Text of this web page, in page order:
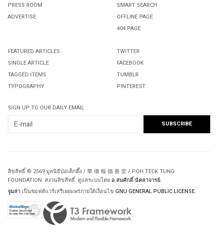
PRESS ROOM
ADVERTISE
SMART SEARCH
OFFLINE PAGE
404 PAGE
FEATURED ARTICLES
SINGLE ARTICLE
TAGGED ITEMS
TYPOGRAPHY
TWITTER
FACEBOOK
TUMBLR
PINTEREST
SIGN UP TO OUR DAILY EMAIL
ลิขสิทธิ์ © 2569 มูลนิธิป่อเต็กตึ๊ง / 華 僑 報 德 善 堂 / POH TECK TUNG
FOUNDATION. สงวนลิขสิทธิ์. ดูแลระบบโดย อ.สมศักดิ์ นัคลาจารย์.
จูมล่า เป็นซอฟต์แวร์เสรีเผยแพร่ภายใต้เงื่อนไข GNU GENERAL PUBLIC LICENSE.